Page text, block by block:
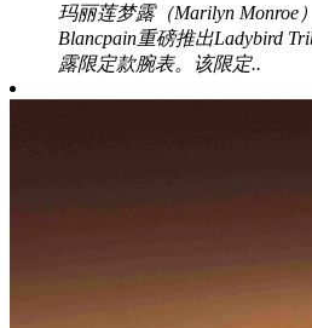
玛丽莲梦露（Marilyn Monroe
Blancpain重磅推出Ladybird
露限定款腕表。该限定..